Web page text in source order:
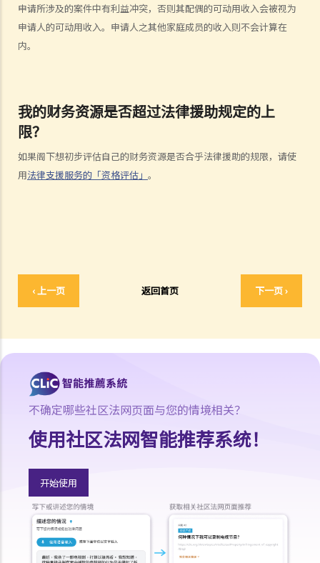
申请所涉及的案件中有利益冲突，否则其配偶的可动用收入会被视为
申请人的可动用收入。申请人之其他家庭成员的收入则不会计算在
内。
我的财务资源是否超过法律援助规定的上
限？
如果阁下想初步评估自己的财务资源是否合乎法律援助的规限，请使
用法律支援服务的「资格评估」 。
‹ 上一页 返回首页 下一页 ›
不确定哪些社区法网页面与您的情境相关？
使用社区法网智能推荐系统！
开始使用